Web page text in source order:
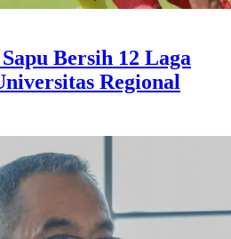
Bersih 12 Laga
Regional